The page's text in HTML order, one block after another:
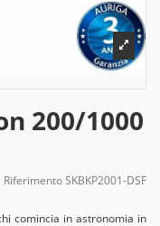
200/1000
RiferimentoSKBKP2001-DSF
comincia in astronomia in